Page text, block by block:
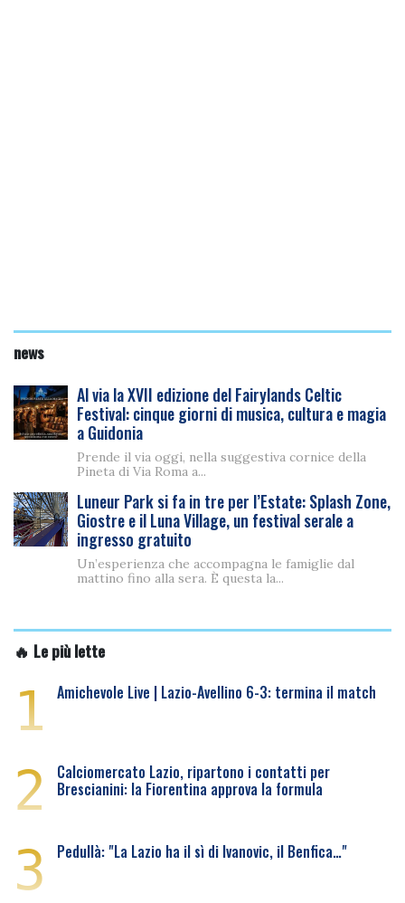
news
Al via la XVII edizione del Fairylands Celtic
Festival: cinque giorni di musica, cultura e magia
a Guidonia
Prende il via oggi, nella suggestiva cornice della
Pineta di Via Roma a...
Luneur Park si fa in tre per l’Estate: Splash Zone,
Giostre e il Luna Village, un festival serale a
ingresso gratuito
Un’esperienza che accompagna le famiglie dal
mattino fino alla sera. È questa la...
🔥 Le più lette
1 Amichevole Live | Lazio-Avellino 6-3: termina il match
2 Calciomercato Lazio, ripartono i contatti per
Brescianini: la Fiorentina approva la formula
3 Pedullà: "La Lazio ha il sì di Ivanovic, il Benfica…"